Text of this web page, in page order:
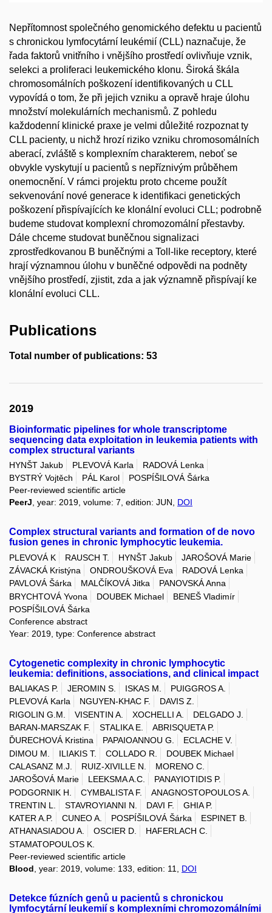
Nepřítomnost společného genomického defektu u pacientů
s chronickou lymfocytární leukémií (CLL) naznačuje, že
řada faktorů vnitřního i vnějšího prostředí ovlivňuje vznik,
selekci a proliferaci leukemického klonu. Široká škála
chromosomálních poškození identifikovaných u CLL
vypovídá o tom, že při jejich vzniku a opravě hraje úlohu
množství molekulárních mechanismů. Z pohledu
každodenní klinické praxe je velmi důležité rozpoznat ty
CLL pacienty, u nichž hrozí riziko vzniku chromosomálních
aberací, zvláště s komplexním charakterem, neboť se
obvykle vyskytují u pacientů s nepříznivým průběhem
onemocnění. V rámci projektu proto chceme použít
sekvenování nové generace k identifikaci genetických
poškození přispívajících ke klonální evoluci CLL; podrobně
budeme studovat komplexní chromozomální přestavby.
Dále chceme studovat buněčnou signalizaci
zprostředkovanou B buněčnými a Toll-like receptory, které
hrají významnou úlohu v buněčné odpovědi na podněty
vnějšího prostředí, zjistit, zda a jak významně přispívají ke
klonální evoluci CLL.
Publications
Total number of publications: 53
2019
Bioinformatic pipelines for whole transcriptome
sequencing data exploitation in leukemia patients with
complex structural variants
HYNŠT Jakub PLEVOVÁ Karla
RADOVÁ Lenka
BYSTRÝ Vojtěch
PÁL Karol
POSPÍŠILOVÁ Šárka
Peer-reviewed scientific article
PeerJ, year: 2019, volume: 7, edition: JUN, DOI
Complex structural variants and formation of de novo
fusion genes in chronic lymphocytic leukemia.
PLEVOVÁ K RAUSCH T. HYNŠT Jakub
JAROŠOVÁ Marie
ZÁVACKÁ Kristýna
ONDROUŠKOVÁ Eva
RADOVÁ Lenka
PAVLOVÁ Šárka
MALČÍKOVÁ Jitka
PANOVSKÁ Anna
BRYCHTOVÁ Yvona
DOUBEK Michael
BENEŠ Vladimír
POSPÍŠILOVÁ Šárka
Conference abstract
Year: 2019, type: Conference abstract
Cytogenetic complexity in chronic lymphocytic
leukemia: definitions, associations, and clinical impact
BALIAKAS P. JEROMIN S. ISKAS M.
PUIGGROS A.
PLEVOVÁ Karla
NGUYEN-KHAC F.
DAVIS Z.
RIGOLIN G.M.
VISENTIN A. XOCHELLI A.
DELGADO J.
BARAN-MARSZAK F.
STALIKA E.
ABRISQUETA P.
ĎURECHOVÁ Kristina
PAPAIOANNOU G.
ECLACHE V.
DIMOU M.
ILIAKIS T. COLLADO R.
DOUBEK Michael
CALASANZ M.J.
RUIZ-XIVILLE N.
MORENO C.
JAROŠOVÁ Marie
LEEKSMA A.C.
PANAYIOTIDIS P.
PODGORNIK H.
CYMBALISTA F.
ANAGNOSTOPOULOS A.
TRENTIN L.
STAVROYIANNI N. DAVI F.
GHIA P.
KATER A.P.
CUNEO A. POSPÍŠILOVÁ Šárka
ESPINET B.
ATHANASIADOU A.
OSCIER D.
HAFERLACH C.
STAMATOPOULOS K.
Peer-reviewed scientific article
Blood , year: 2019, volume: 133, edition: 11, DOI
Detekce fúzních genů u pacientů s chronickou
lymfocytární leukemií s komplexními chromozomálními